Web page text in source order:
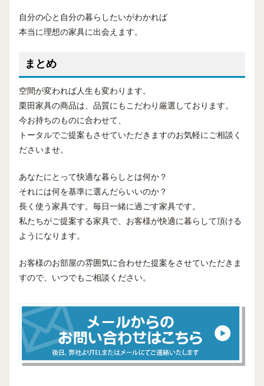
自分の心と自分の暮らしたいがわかれば
本当に理想の家具に出会えます。
まとめ
空間が変われば人生も変わります。
栗田家具の商品は、品質にもこだわり厳選しております。
今お持ちのものに合わせて、
トータルでご提案もさせていただきますのお気軽にご相談く
ださいませ。
あなたにとって快適な暮らしとは何か？
それには何を基準に選んだらいいのか？
長く使う家具です。毎日一緒に過ごす家具です。
私たちがご提案する家具で、お客様が快適に暮らして頂ける
ようになります。
お客様のお部屋の雰囲気に合わせた提案をさせていただきま
すので、いつでもご相談ください。